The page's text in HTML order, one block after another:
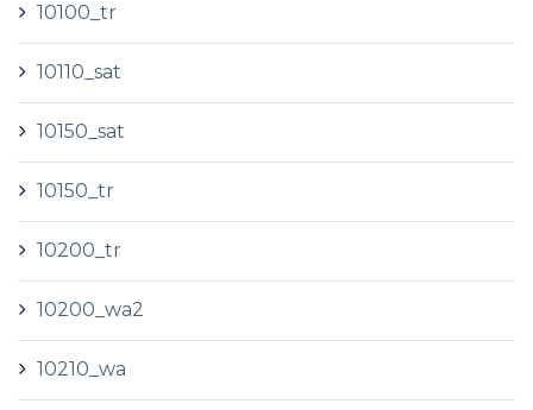
10100_tr
10110_sat
10150_sat
10150_tr
10200_tr
10200_wa2
10210_wa